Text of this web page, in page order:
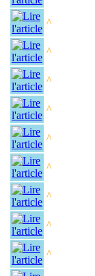
^
^
^
^
^
^
^
^
^